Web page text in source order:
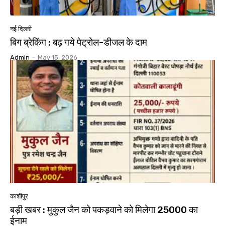
नई दिल्ली
बिग ब्रेकिंग : बढ़ गये पेट्रोल-डीजल के दाम
Admin - May 15, 2026
काशीपुर
बड़ी खबर : मुकुल जैन को पकड़वाने को मिलेगा 25000 का
ईनाम